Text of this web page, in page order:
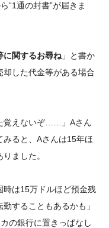
“1通の封書”が届きま
に関するお尋ね 」と書か
した代金等がある場合
覚えないぞ……」Aさん
ると、Aさんは15年ほ
ました。
時は15万ドルほど預金残
することもあるかも」
の銀行に置きっぱなし